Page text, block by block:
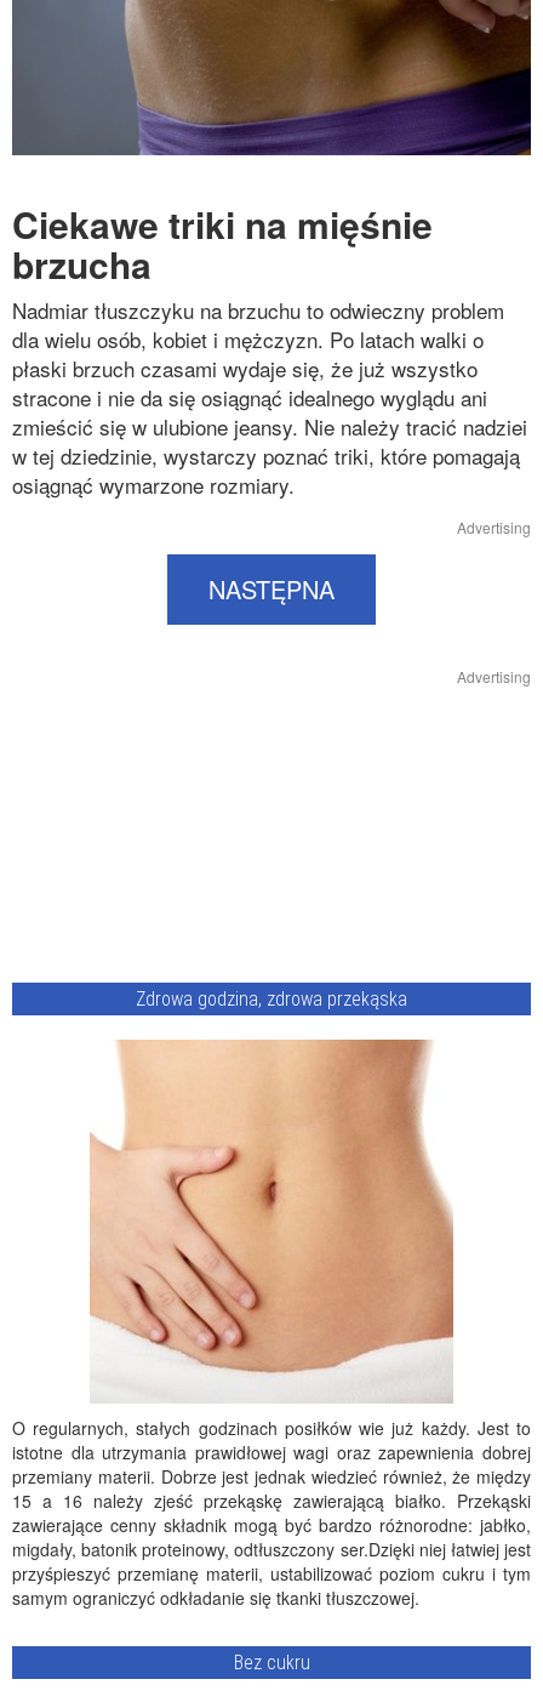
Ciekawe triki na mięśnie
brzucha
Nadmiar tłuszczyku na brzuchu to odwieczny problem
dla wielu osób, kobiet i mężczyzn. Po latach walki o
płaski brzuch czasami wydaje się, że już wszystko
stracone i nie da się osiągnąć idealnego wyglądu ani
zmieścić się w ulubione jeansy. Nie należy tracić nadziei
w tej dziedzinie, wystarczy poznać triki, które pomagają
osiągnąć wymarzone rozmiary.
Advertising
NASTĘPNA
Advertising
Zdrowa godzina, zdrowa przekąska
O regularnych, stałych godzinach posiłków wie już każdy. Jest to
istotne dla utrzymania prawidłowej wagi oraz zapewnienia dobrej
przemiany materii. Dobrze jest jednak wiedzieć również, że między
15 a 16 należy zjeść przekąskę zawierającą białko. Przekąski
zawierające cenny składnik mogą być bardzo różnorodne: jabłko,
migdały, batonik proteinowy, odtłuszczony ser.Dzięki niej łatwiej jest
przyśpieszyć przemianę materii, ustabilizować poziom cukru i tym
samym ograniczyć odkładanie się tkanki tłuszczowej.
Bez cukru